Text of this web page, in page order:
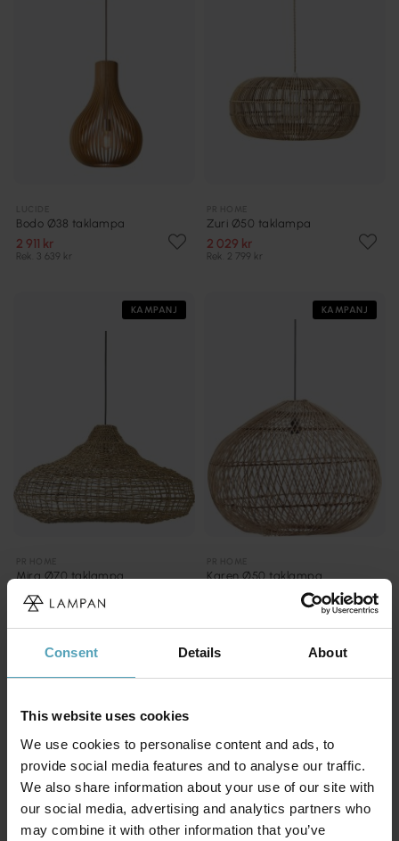
Consent Details About
This website uses cookies
We use cookies to personalise content and ads, to
provide social media features and to analyse our traffic.
We also share information about your use of our site with
our social media, advertising and analytics partners who
may combine it with other information that you’ve
Bodo Ø38 taklampa
2 911 kr
Rek. 3 639 kr
Zuri Ø50 taklampa
2 029 kr
Rek. 2 799 kr
KAMPANJ
Mira Ø70 taklampa
2 399 kr
Rek. 3 199 kr
KAMPANJ
Karen Ø50 taklampa